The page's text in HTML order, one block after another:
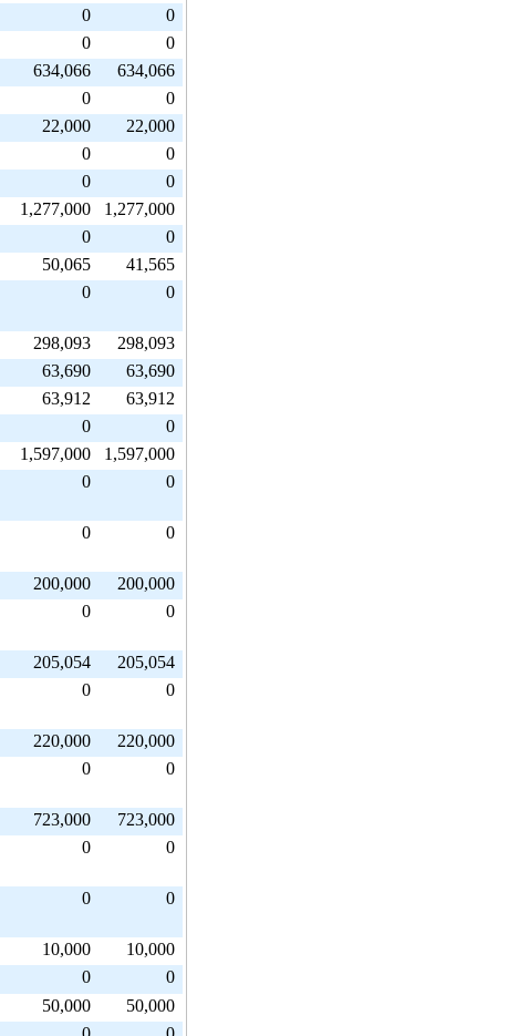
0
0
0
0
634,066
634,066
0
0
22,000
22,000
0
0
0
0
1,277,000
1,277,000
0
0
50,065
41,565
0 0
298,093
298,093
63,690
63,690
63,912
63,912
0
0
1,597,000
1,597,000
0 0
0 0
200,000
200,000
0 0
205,054
205,054
0 0
220,000
220,000
0 0
723,000
723,000
0 0
0 0
10,000
10,000
0
0
50,000
50,000